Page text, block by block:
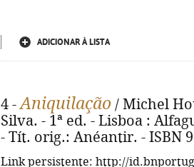
ADICIONAR À LISTA
4 -Aniquilação / Michel
Silva. - 1ª ed. - Lisboa :
- Tít. orig.: Anéantir. - ISBN
Link persistente: http://